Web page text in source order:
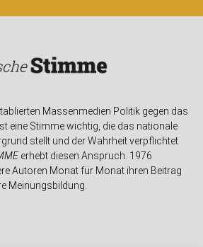
Massenmedien Politik gegen das
eine Stimme wichtig, die das nationale
stellt und der Wahrheit verpflichtet
erhebt diesen Anspruch. 1976
Autoren Monat für Monat ihren Beitrag
Meinungsbildung.